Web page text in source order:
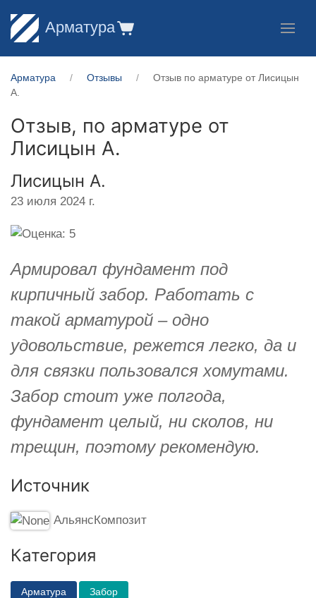
Арматура
Арматура Отзывы
Отзыв по арматуре от Лисицын
А.
Отзыв, по арматуре от
Лисицын А.
Лисицын А.
23 июля 2024 г.
Армировал фундамент под
кирпичный забор. Работать с
такой арматурой – одно
удовольствие, режется легко, да и
для связки пользовался хомутами.
Забор стоит уже полгода,
фундамент целый, ни сколов, ни
трещин, поэтому рекомендую.
Источник
АльянсКомпозит
Категория
Арматура Забор